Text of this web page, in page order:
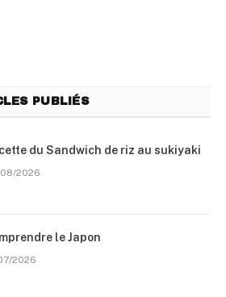
PUBLIÉS
du Sandwich de riz au sukiyaki
2026
le Japon
2026